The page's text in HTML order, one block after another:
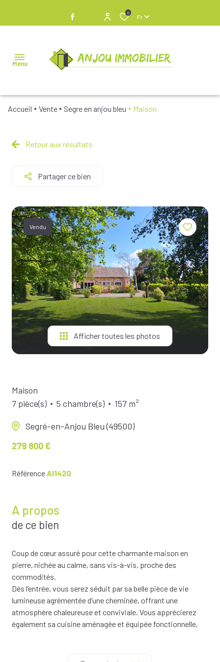
0
Fr
Menu
VENDRE
BIENS
NOS
BIENS À
LA
LOCATION
ESTIMEZ
VOTRE
BIEN
NOTRE
ÉQUIPE
Accueil Vente Segre en anjou bleu Maison
Retour aux résultats
Partager ce bien
Vendu
Afficher toutes les photos
Maison
7 pièce(s)
5 chambre(s) 157 m²
Segré-en-Anjou Bleu (49500)
279 800 €
RéférenceAI1420
A propos
de ce bien
Coup de cœur assuré pour cette charmante maison en
pierre, nichée au calme, sans vis-à-vis, proche des
commodités.
Dès l’entrée, vous serez séduit par sa belle pièce de vie
lumineuse agrémentée d’une cheminée, offrant une
atmosphère chaleureuse et conviviale. Vous apprécierez
également sa cuisine aménagée et équipée fonctionnelle,
Un couloir dessert ensuite une salle de bains, un WC et cinq